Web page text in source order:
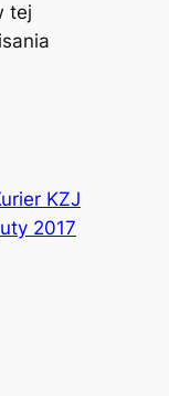
tej
KZJ
2017